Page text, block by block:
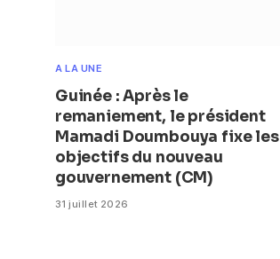
A LA UNE
Guinée : Après le
remaniement, le président
Mamadi Doumbouya fixe les
objectifs du nouveau
gouvernement (CM)
31 juillet 2026